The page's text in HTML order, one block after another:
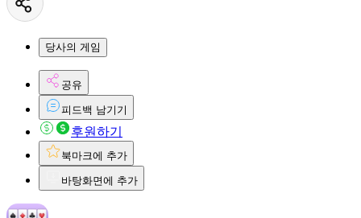
당사의 게임
공유
피드백 남기기
후원하기
북마크에 추가
바탕화면에 추가